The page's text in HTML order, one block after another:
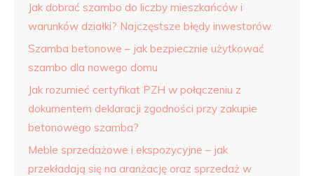
Jak dobrać szambo do liczby mieszkańców i
warunków działki? Najczęstsze błędy inwestorów.
Szamba betonowe – jak bezpiecznie użytkować
szambo dla nowego domu
Jak rozumieć certyfikat PZH w połączeniu z
dokumentem deklaracji zgodności przy zakupie
betonowego szamba?
Meble sprzedażowe i ekspozycyjne – jak
przekładają się na aranżację oraz sprzedaż w